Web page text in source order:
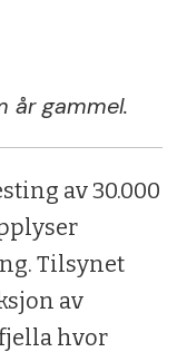
år gammel.
av 30.000
Tilsynet
av
hvor